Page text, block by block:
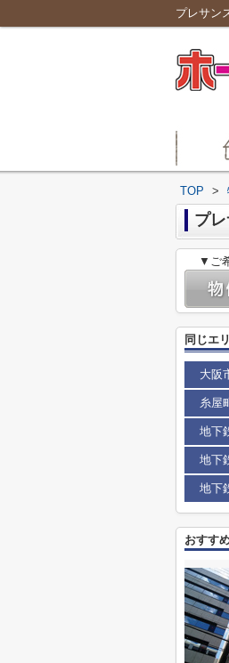
プレサン
TOP >
プ
▼ご
同じエ
大阪
糸屋
地下
地下
地下
おすす